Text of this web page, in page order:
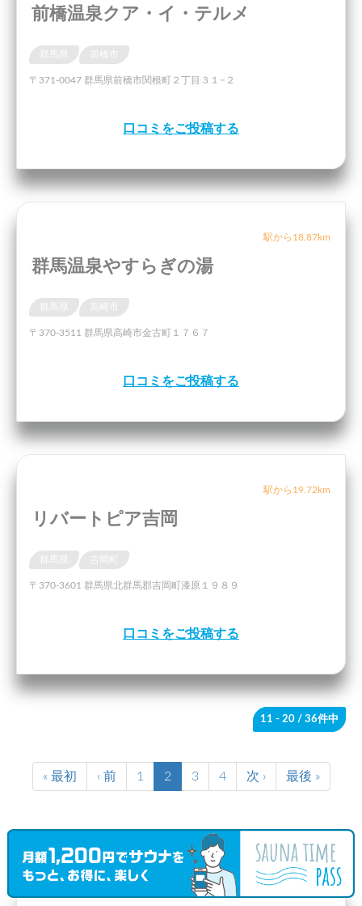
前橋温泉クア・イ・テルメ
〒371-0047 群馬県前橋市関根町２丁目３１−２
口コミをご投稿する
駅から18.87km
群馬温泉やすらぎの湯
〒370-3511 群馬県高崎市金古町１７６７
口コミをご投稿する
駅から19.72km
リバートピア吉岡
〒370-3601 群馬県北群馬郡吉岡町漆原１９８９
口コミをご投稿する
11 - 20 / 36件中
« 最初 ‹ 前 1 2 3 4 次 › 最後 »
21 - 30/ 36件中